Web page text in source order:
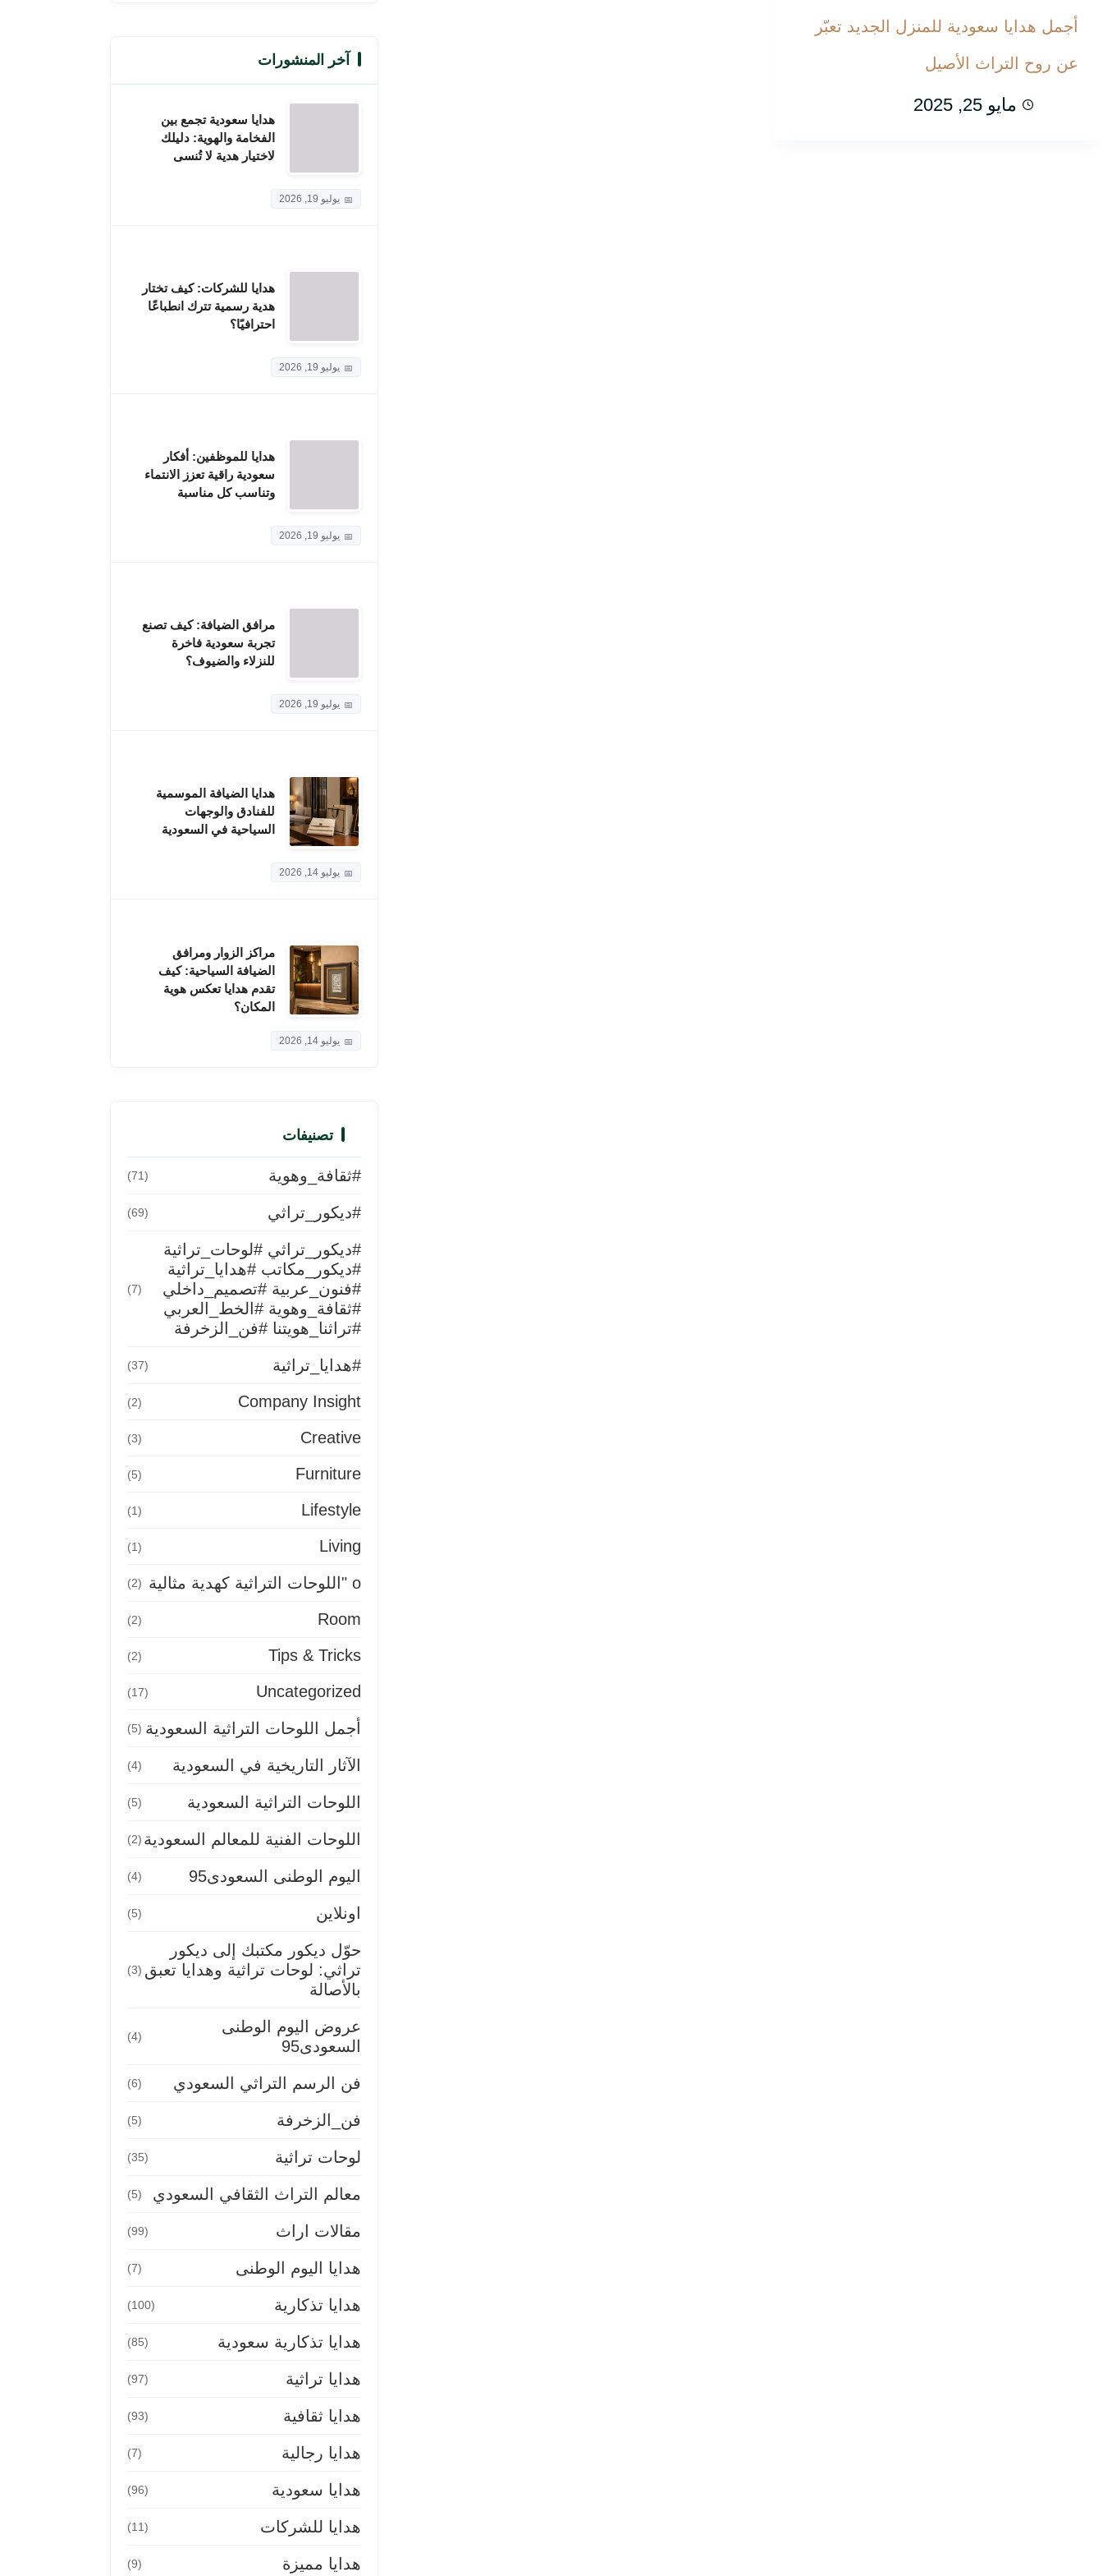
أجمل هدايا سعودية للمنزل الجديد تعبّر
عن روح التراث الأصيل
مايو 25, 2025
آخر المنشورات
هدايا سعودية تجمع بين
الفخامة والهوية: دليلك
لاختيار هدية لا تُنسى
يوليو 19, 2026
هدايا للشركات: كيف تختار
هدية رسمية تترك انطباعًا
احترافيًا؟
يوليو 19, 2026
هدايا للموظفين: أفكار
سعودية راقية تعزز الانتماء
وتناسب كل مناسبة
يوليو 19, 2026
مرافق الضيافة: كيف تصنع
تجربة سعودية فاخرة
للنزلاء والضيوف؟
يوليو 19, 2026
هدايا الضيافة الموسمية
للفنادق والوجهات
السياحية في السعودية
يوليو 14, 2026
مراكز الزوار ومرافق
الضيافة السياحية: كيف
تقدم هدايا تعكس هوية
المكان؟
يوليو 14, 2026
تصنيفات
#ثقافة_وهوية (71)
#ديكور_تراثي (69)
#ديكور_تراثي #لوحات_تراثية
#ديكور_مكاتب #هدايا_تراثية
#فنون_عربية #تصميم_داخلي
#ثقافة_وهوية #الخط_العربي
#تراثنا_هويتنا #فن_الزخرفة
(7)
#هدايا_تراثية (37)
Company Insight
(2)
Creative
(3)
Furniture
(5)
Lifestyle
(1)
Living
(1)
o "اللوحات التراثية كهدية مثالية (2)
Room
(2)
Tips & Tricks
(2)
Uncategorized
(17)
أجمل اللوحات التراثية السعودية (5)
الآثار التاريخية في السعودية (4)
اللوحات التراثية السعودية (5)
اللوحات الفنية للمعالم السعودية (2)
اليوم الوطنى السعودى95 (4)
اونلاين (5)
حوّل ديكور مكتبك إلى ديكور
تراثي: لوحات تراثية وهدايا تعبق
بالأصالة
(3)
عروض اليوم الوطنى
السعودى95
(4)
فن الرسم التراثي السعودي (6)
فن_الزخرفة (5)
لوحات تراثية (35)
معالم التراث الثقافي السعودي (5)
مقالات اراث (99)
هدايا اليوم الوطنى (7)
هدايا تذكارية (100)
هدايا تذكارية سعودية (85)
هدايا تراثية (97)
هدايا ثقافية (93)
هدايا رجالية (7)
هدايا سعودية (96)
هدايا للشركات (11)
هدايا مميزة (9)